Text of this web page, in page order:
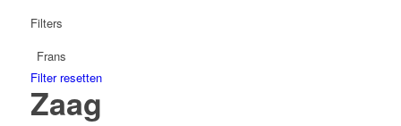
Frans
Filters
Filter resetten
Zaag